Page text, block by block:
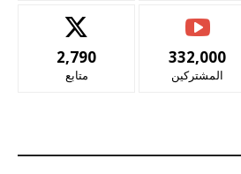
2,790
متابع
332,000
المشتركين